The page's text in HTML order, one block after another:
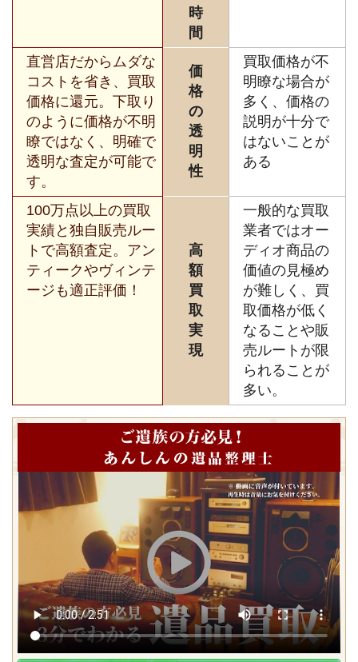
時
間
直営店だからムダな
コストを省き、買取
価格に還元。下取り
のように価格が不明
瞭ではなく、明確で
透明な査定が可能で
す。
価
格
の
透
明
性
買取価格が不
明瞭な場合が
多く、価格の
説明が十分で
はないことが
ある
100万点以上の買取
実績と独自販売ルー
トで高額査定。アン
ティークやヴィンテ
ージも適正評価！
高
額
買
取
実
現
一般的な買取
業者ではオー
ディオ商品の
価値の見極め
が難しく、買
取価格が低く
なることや販
売ルートが限
られることが
多い。